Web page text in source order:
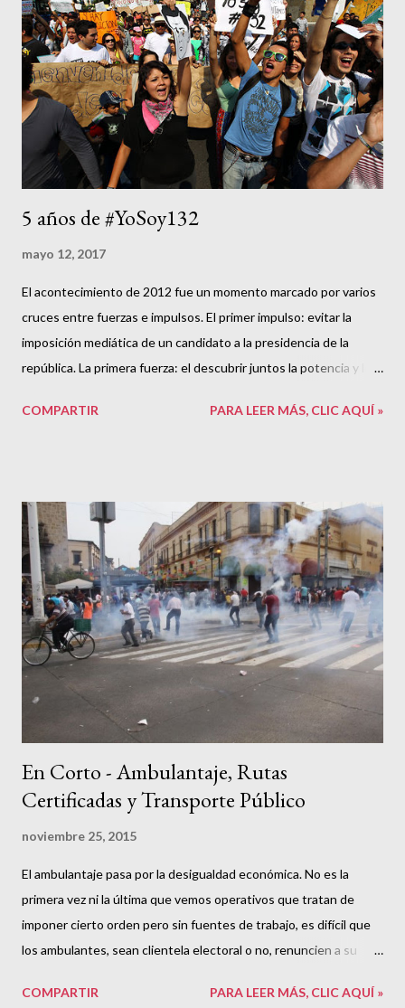
Cuando un presidente estadounidense tiene una postura de
migración dura, a veces ni siquiera sucita una discusión. Ese fue
el caso con el récord de deportaciones de Obama. Ahora, Trump
solo causó enojo e indignación cuando ofendió el orgullo
nacional y lejos de sucitar una conversación nacional acerca de
migración, colum...
5 años de #YoSoy132
mayo 12, 2017
El acontecimiento de 2012 fue un momento marcado por varios
cruces entre fuerzas e impulsos. El primer impulso: evitar la
imposición mediática de un candidato a la presidencia de la
república. La primera fuerza: el descubrir juntos la potencia y los
asambleas de #YoSoy132 de Guadalajara en el Parque Rojo por
asambleas cuando el hashtag ya había tomado fuerza.
Reconozco que lo vi en Twitter pero jamás leí qué contenía.
Aunque no fui partícipe del principio del principio, en las
asambleas en las que estuve se formaron la mayoría de las
“mesas”, los grupos de trabajo temáticos y maleables que
servirían de contenedor para las habilidades e intereses de
quienes estábamos ahí – la primera división del trabajo político
de forma funcional y de ...
COMPARTIR PARA LEER MÁS, CLIC AQUÍ »
En Corto - Ambulantaje, Rutas
Certificadas y Transporte Público
noviembre 25, 2015
El ambulantaje pasa por la desigualdad económica. No es la
primera vez ni la última que vemos operativos que tratan de
imponer cierto orden pero sin fuentes de trabajo, es difícil que
los ambulantes, sean clientela electoral o no, renuncien a su
habitantes del centro de Guadalajara. Seguramente habrá algo
COMPARTIR PARA LEER MÁS, CLIC AQUÍ »